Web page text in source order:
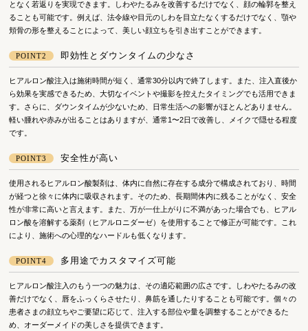
となく若返りを実現できます。しわやたるみを改善するだけでなく、顔の輪郭を整え
ることも可能です。例えば、法令線や目元のしわを目立たなくするだけでなく、顎や
頬骨の形を整えることによって、美しい顔立ちを引き出すことができます。
POINT2 即効性とダウンタイムの少なさ
ヒアルロン酸注入は施術時間が短く、通常30分以内で終了します。また、注入直後か
ら効果を実感できるため、大切なイベントや撮影を控えたタイミングでも活用できま
す。さらに、ダウンタイムが少ないため、日常生活への影響がほとんどありません。
軽い腫れや赤みが出ることはありますが、通常1〜2日で改善し、メイクで隠せる程度
です。
POINT3 安全性が高い
使用されるヒアルロン酸製剤は、体内に自然に存在する成分で構成されており、時間
が経つと徐々に体内に吸収されます。そのため、長期間体内に残ることがなく、安全
性が非常に高いと言えます。また、万が一仕上がりに不満があった場合でも、ヒアル
ロン酸を溶解する薬剤（ヒアルロニダーゼ）を使用することで修正が可能です。これ
により、施術への心理的なハードルも低くなります。
POINT4 多用途でカスタマイズ可能
ヒアルロン酸注入のもう一つの魅力は、その適応範囲の広さです。しわやたるみの改
善だけでなく、唇をふっくらさせたり、鼻筋を通したりすることも可能です。個々の
患者さまの顔立ちやご要望に応じて、注入する部位や量を調整することができるた
め、オーダーメイドの美しさを提供できます。